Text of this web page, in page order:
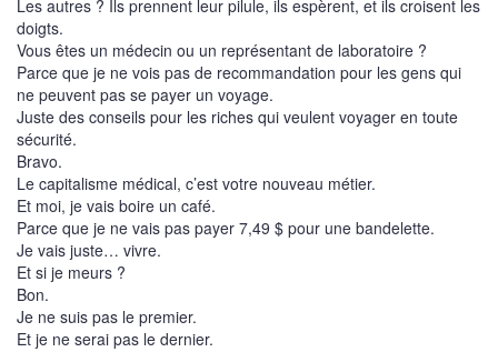
Les autres ? Ils prennent leur pilule, ils espèrent, et ils croisent les
doigts.
Vous êtes un médecin ou un représentant de laboratoire ?
Parce que je ne vois pas de recommandation pour les gens qui
ne peuvent pas se payer un voyage.
Juste des conseils pour les riches qui veulent voyager en toute
sécurité.
Bravo.
Le capitalisme médical, c’est votre nouveau métier.
Et moi, je vais boire un café.
Parce que je ne vais pas payer 7,49 $ pour une bandelette.
Je vais juste… vivre.
Et si je meurs ?
Bon.
Je ne suis pas le premier.
Et je ne serai pas le dernier.